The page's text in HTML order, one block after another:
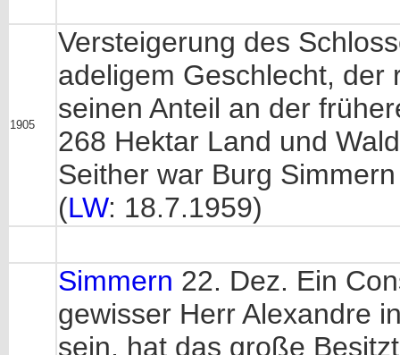
1905
Versteigerung des
adeligem Geschlecht, der
seinen Anteil an der
268 Hektar Land und
Seither war Burg
(LW: 18.7.1959)
Simmern 22. Dez. Ein
gewisser Herr Alexandre
sein, hat das große